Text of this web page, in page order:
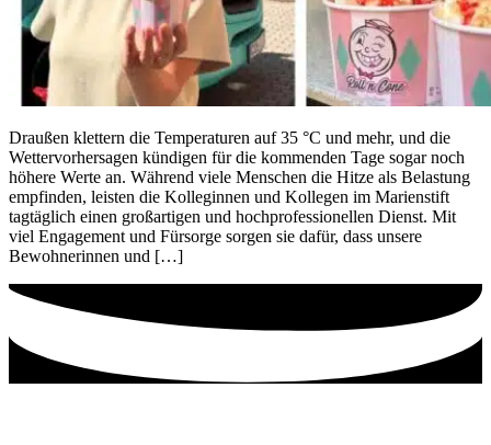
Draußen klettern die Temperaturen auf 35 °C und mehr, und die
Wettervorhersagen kündigen für die kommenden Tage sogar noch
höhere Werte an. Während viele Menschen die Hitze als Belastung
empfinden, leisten die Kolleginnen und Kollegen im Marienstift
tagtäglich einen großartigen und hochprofessionellen Dienst. Mit
viel Engagement und Fürsorge sorgen sie dafür, dass unsere
Bewohnerinnen und […]